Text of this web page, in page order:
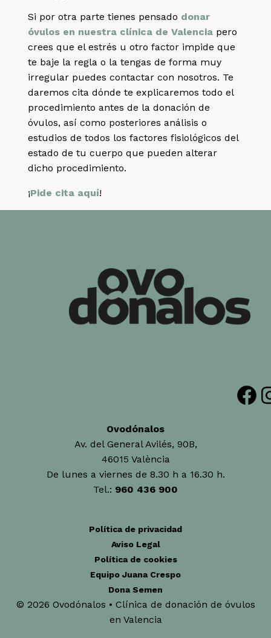
Si por otra parte tienes pensado donar
óvulos en nuestra clínica de Valencia pero
crees que el estrés u otro factor impide que
te baje la regla o la tengas de forma muy
irregular puedes contactar con nosotros. Te
daremos cita dónde te explicaremos todo el
procedimiento antes de la donación de
óvulos, así como posteriores análisis o
estudios de todos los factores fisiológicos del
estado de tu cuerpo que pueden alterar
dicho procedimiento.
¡Pide cita aquí!
Facebook
Ovodónalos
Av. del General Avilés, 90B,
46015 València
De lunes a viernes de 8.30 h a 16.30 h.
Tel.: 960 436 900
Política de privacidad
Aviso Legal
Política de cookies
Equipo Juana Crespo
Dona Semen
© 2026 Ovodónalos • Clínica de donación de óvulos
en Valencia